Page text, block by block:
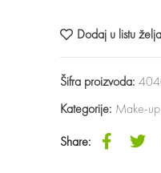
Dodaj u listu želja
Šifra proizvoda:
Kategorije: Make-up
Share